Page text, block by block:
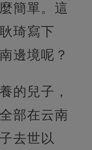
簡單。這
琦寫下
邊境呢？
的兒子，
部在云南
去世以